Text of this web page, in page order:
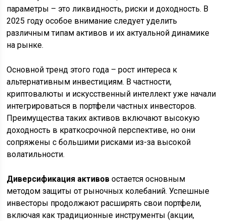
параметры – это ликвидность, риски и доходность. В
2025 году особое внимание следует уделить
различным типам активов и их актуальной динамике
на рынке.
Основной тренд этого года – рост интереса к
альтернативным инвестициям. В частности,
криптовалюты и искусственный интеллект уже начали
интегрироваться в портфели частных инвесторов.
Преимущества таких активов включают высокую
доходность в краткосрочной перспективе, но они
сопряжены с большими рисками из-за высокой
волатильности.
Диверсификация активов остается основным
методом защиты от рыночных колебаний. Успешные
инвесторы продолжают расширять свои портфели,
включая как традиционные инструменты (акции,